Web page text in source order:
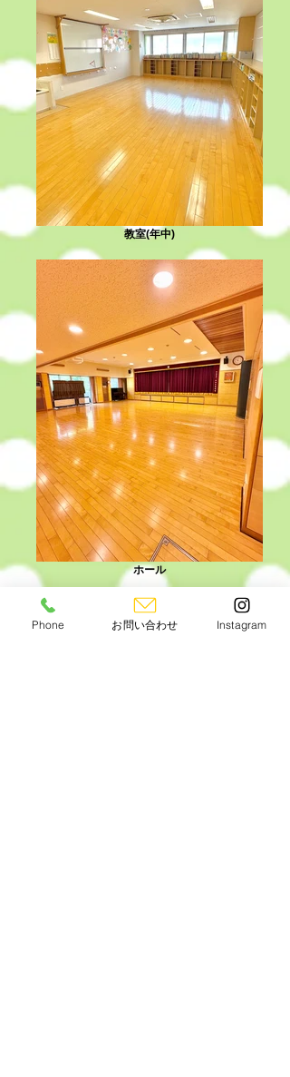
教室(年中)
ホール
Phone お問い合わせ Instagram